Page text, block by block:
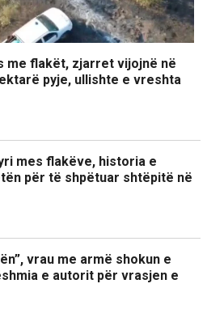
me flakët, zjarret vijojnë në
pyje, ullishte e vreshta
mes flakëve, historia e
për të shpëtuar shtëpitë në
vrau me armë shokun e
e autorit për vrasjen e